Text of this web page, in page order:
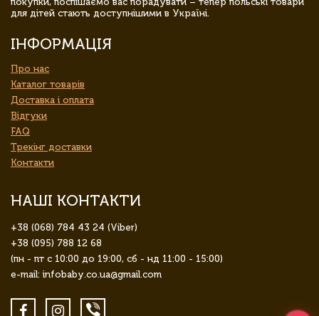
для дітей стають доступнішими в Україні.
ІНФОРМАЦІЯ
Про нас
Каталог товарів
Доставка і оплата
Відгуки
FAQ
Трекінг доставки
Контакти
НАШІ КОНТАКТИ
+38 (068) 784 43 24 (Viber)
+38 (095) 788 12 68
(пн - пт с 10:00 до 19:00, сб - нд 11:00 - 15:00)
e-mail: infobaby.co.ua@gmail.com